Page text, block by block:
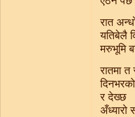
रात
यतिबेलै
मरुभूमि
रातमा
र देख्छ
अँध्यारो